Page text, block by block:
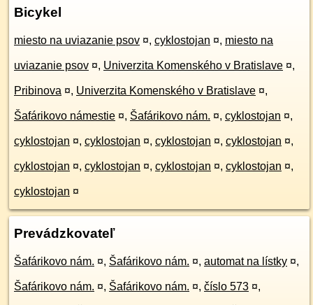
Bicykel
miesto na uviazanie psov ¤, cyklostojan ¤, miesto na
uviazanie psov ¤, Univerzita Komenského v Bratislave ¤,
Pribinova ¤, Univerzita Komenského v Bratislave ¤,
Šafárikovo námestie ¤, Šafárikovo nám. ¤, cyklostojan ¤,
cyklostojan ¤, cyklostojan ¤, cyklostojan ¤, cyklostojan ¤,
cyklostojan ¤, cyklostojan ¤, cyklostojan ¤, cyklostojan ¤,
cyklostojan ¤
Prevádzkovateľ
Šafárikovo nám. ¤, Šafárikovo nám. ¤, automat na lístky ¤,
Šafárikovo nám. ¤, Šafárikovo nám. ¤, číslo 573 ¤,